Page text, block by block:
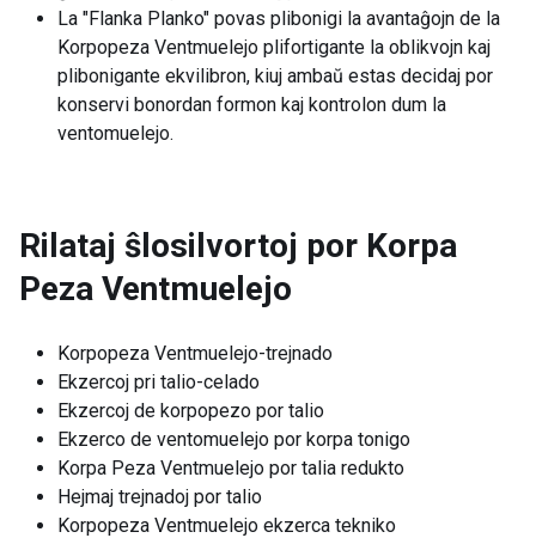
La "Flanka Planko" povas plibonigi la avantaĝojn de la
Korpopeza Ventmuelejo plifortigante la oblikvojn kaj
plibonigante ekvilibron, kiuj ambaŭ estas decidaj por
konservi bonordan formon kaj kontrolon dum la
ventomuelejo.
Rilataj ŝlosilvortoj por Korpa
Peza Ventmuelejo
Korpopeza Ventmuelejo-trejnado
Ekzercoj pri talio-celado
Ekzercoj de korpopezo por talio
Ekzerco de ventomuelejo por korpa tonigo
Korpa Peza Ventmuelejo por talia redukto
Hejmaj trejnadoj por talio
Korpopeza Ventmuelejo ekzerca tekniko